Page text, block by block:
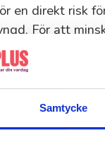
Samtycke
en direkt risk
För att
farliga. När
vägar
tätbebyggda